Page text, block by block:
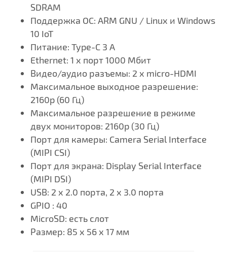
SDRAM
Поддержка ОС: ARM GNU / Linux и Windows
10 IoT
Питание: Type-C 3 A
Ethernet: 1 х порт 1000 Мбит
Видео/аудио разъемы: 2 х micro-HDMI
Максимальное выходное разрешение:
2160p (60 Гц)
Максимальное разрешение в режиме
двух мониторов: 2160p (30 Гц)
Порт для камеры: Camera Serial Interface
(MIPI CSI)
Порт для экрана: Display Serial Interface
(MIPI DSI)
USB: 2 х 2.0 порта, 2 х 3.0 порта
GPIO : 40
MicroSD: есть слот
Размер: 85 х 56 х 17 мм